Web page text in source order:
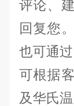
评论、
回复您
也可通
可根据
及华氏